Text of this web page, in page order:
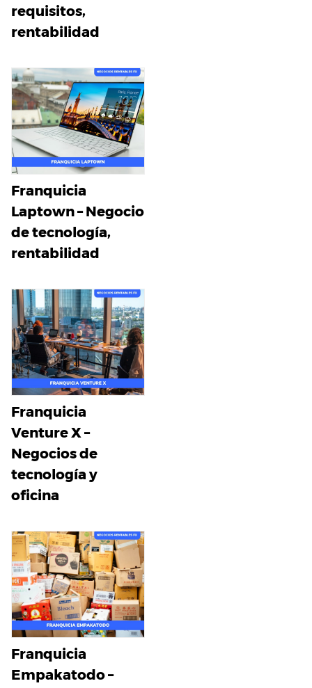
requisitos,
rentabilidad
Franquicia
Laptown – Negocio
de tecnología,
rentabilidad
Franquicia
Venture X –
Negocios de
tecnología y
oficina
Franquicia
Empakatodo –